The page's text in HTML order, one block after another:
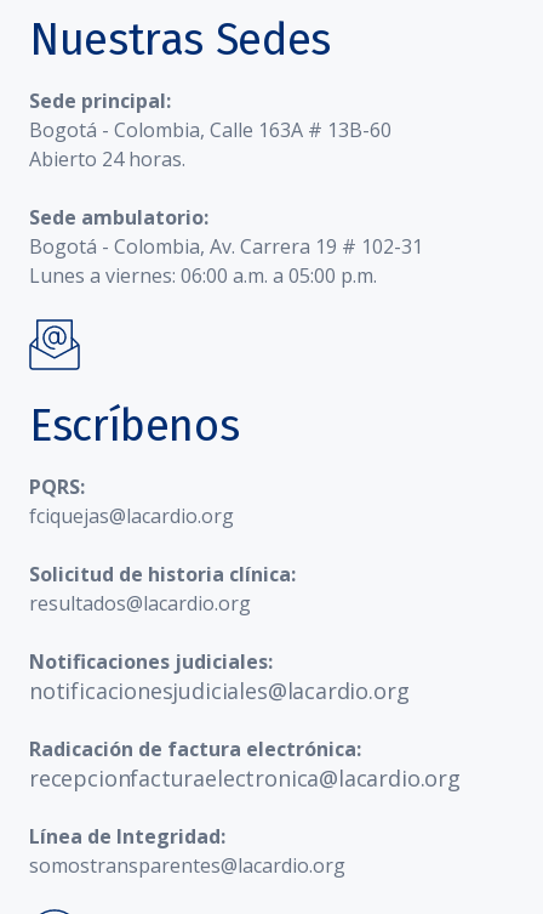
Nuestras Sedes
Sede principal:
Bogotá - Colombia, Calle 163A # 13B-60
Abierto 24 horas.
Sede ambulatorio:
Bogotá - Colombia, Av. Carrera 19 # 102-31
Lunes a viernes: 06:00 a.m. a 05:00 p.m.
Escríbenos
PQRS:
fciquejas@lacardio.org
Solicitud de historia clínica:
resultados@lacardio.org
Notificaciones judiciales:
notificacionesjudiciales@lacardio.org
Radicación de factura electrónica:
recepcionfacturaelectronica@lacardio.org
Línea de Integridad:
somostransparentes@lacardio.org